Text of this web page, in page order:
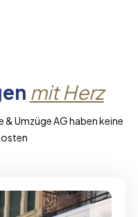
mit Herz
Umzüge AG haben keine